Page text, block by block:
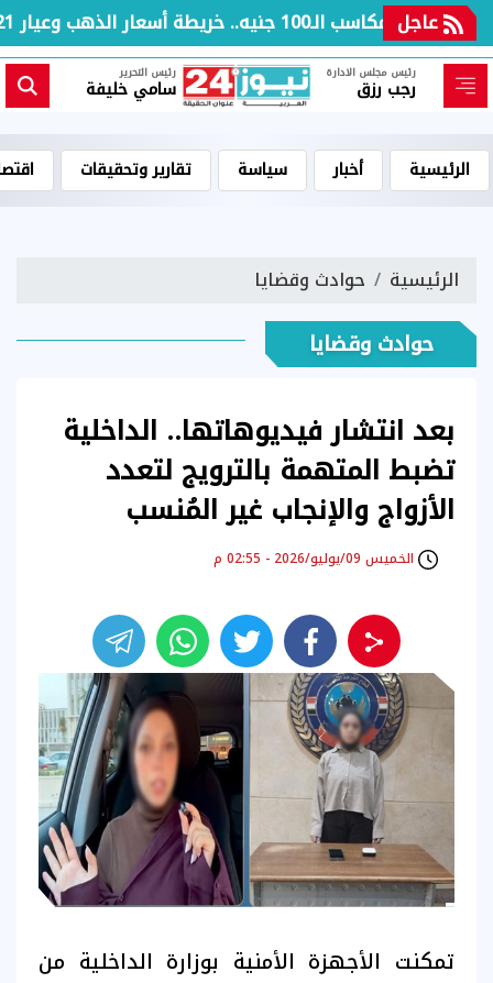
عاجل
بعد مكاسب الـ100 جنيه.. خريطة أسعار الذهب وعيار 21 بالعطلة الأسبوعية
رئيس مجلس الادارة
رجب رزق
رئيس التحرير
سامي خليفة
الرئيسية أخبار سياسة تقارير وتحقيقات
الرئيسية حوادث وقضايا
حوادث وقضايا
بعد انتشار فيديوهاتها.. الداخلية
تضبط المتهمة بالترويج لتعدد
الأزواج والإنجاب غير المُنسب
الخميس 09/يوليو/2026 - 02:55 م
تمكنت الأجهزة الأمنية بوزارة الداخلية من